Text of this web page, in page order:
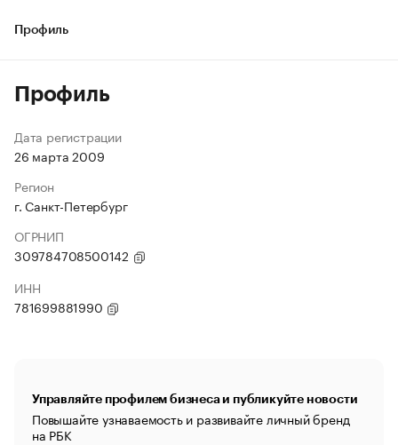
Профиль
Профиль
Дата регистрации
26 марта 2009
Регион
г. Санкт-Петербург
ОГРНИП
309784708500142
ИНН
781699881990
Управляйте профилем бизнеса и публикуйте новости
Повышайте узнаваемость и развивайте личный бренд
на РБК